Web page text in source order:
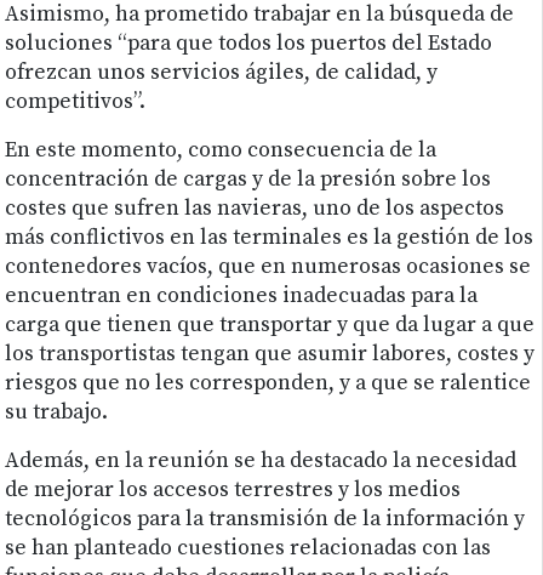
Asimismo, ha prometido trabajar en la búsqueda de
soluciones “para que todos los puertos del Estado
ofrezcan unos servicios ágiles, de calidad, y
competitivos”.
En este momento, como consecuencia de la
concentración de cargas y de la presión sobre los
costes que sufren las navieras, uno de los aspectos
más conflictivos en las terminales es la gestión de los
contenedores vacíos, que en numerosas ocasiones se
encuentran en condiciones inadecuadas para la
carga que tienen que transportar y que da lugar a que
los transportistas tengan que asumir labores, costes y
riesgos que no les corresponden, y a que se ralentice
su trabajo.
Además, en la reunión se ha destacado la necesidad
de mejorar los accesos terrestres y los medios
tecnológicos para la transmisión de la información y
se han planteado cuestiones relacionadas con las